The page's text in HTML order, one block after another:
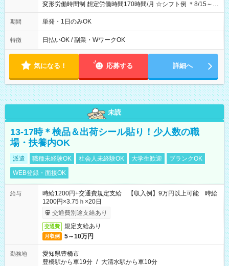
変形労働時間制 想定労働時間170時間/月 ☆シフト例 ＊8/15～
10/26 全日共通 08：00～12：00 17：00～21：00 ＊8/31
～9/19のみ下記シフトもあります！ 12：00～16：00 ＊9/6～
00
期間 単発・1日のみOK
特徴 日払いOK / 副業・WワークOK
気になる！ 応募する 詳細へ
未読
13-17時＊検品＆出荷シール貼り！少人数の職
場・扶養内OK
派遣 職種未経験OK 社会人未経験OK 大学生歓迎
ブランクOK
WEB登録・面接OK
給与
時給1200円+交通費規定支給 【収入例】9万円以上可能 時給
1200円×3.75ｈ×20日
交通費別途支給あり
交通費 規定支給あり
月収例 5～10万円
勤務地
愛知県豊橋市
豊橋駅から車19分 / 大清水駅から車10分